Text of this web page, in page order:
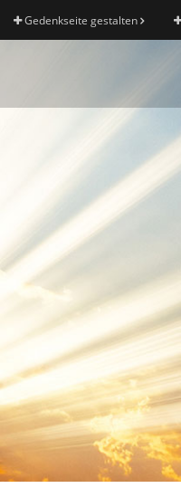
Gedenkseite gestalten